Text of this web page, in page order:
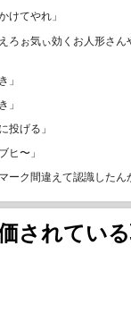
けてやれ 」
ろぉ気ぃ効くお人形さん
」
」
投げる 」
ヒ〜 」
ーク間違えて認識したん
されてい